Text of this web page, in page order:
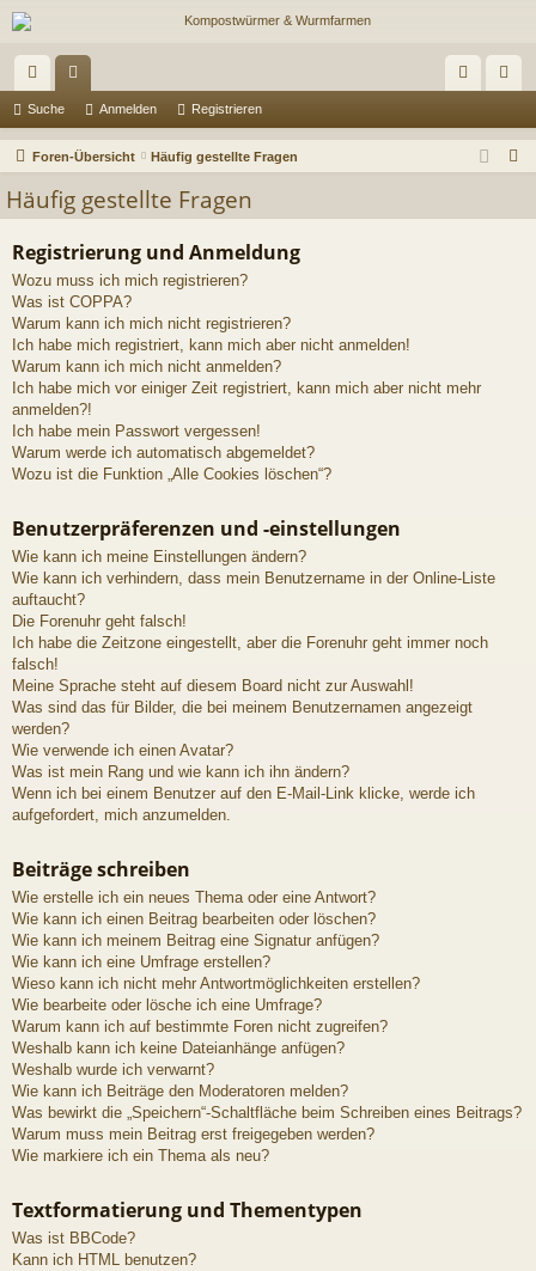
ch
ne
ug
riff
en m
de
ist
re
Suche Anmelden Registrieren
Foren-Übersicht Häufig gestellte Fragen
Häufig gestellte Fragen
Registrierung und Anmeldung
Wozu muss ich mich registrieren?
Was ist COPPA?
Warum kann ich mich nicht registrieren?
Ich habe mich registriert, kann mich aber nicht anmelden!
Warum kann ich mich nicht anmelden?
Ich habe mich vor einiger Zeit registriert, kann mich aber nicht mehr
anmelden?!
Ich habe mein Passwort vergessen!
Warum werde ich automatisch abgemeldet?
Wozu ist die Funktion „Alle Cookies löschen“?
Benutzerpräferenzen und -einstellungen
Wie kann ich meine Einstellungen ändern?
Wie kann ich verhindern, dass mein Benutzername in der Online-Liste
auftaucht?
Die Forenuhr geht falsch!
Ich habe die Zeitzone eingestellt, aber die Forenuhr geht immer noch
falsch!
Meine Sprache steht auf diesem Board nicht zur Auswahl!
Was sind das für Bilder, die bei meinem Benutzernamen angezeigt
werden?
Wie verwende ich einen Avatar?
Was ist mein Rang und wie kann ich ihn ändern?
Wenn ich bei einem Benutzer auf den E-Mail-Link klicke, werde ich
aufgefordert, mich anzumelden.
Beiträge schreiben
Wie erstelle ich ein neues Thema oder eine Antwort?
Wie kann ich einen Beitrag bearbeiten oder löschen?
Wie kann ich meinem Beitrag eine Signatur anfügen?
Wie kann ich eine Umfrage erstellen?
Wieso kann ich nicht mehr Antwortmöglichkeiten erstellen?
Wie bearbeite oder lösche ich eine Umfrage?
Warum kann ich auf bestimmte Foren nicht zugreifen?
Weshalb kann ich keine Dateianhänge anfügen?
Weshalb wurde ich verwarnt?
Wie kann ich Beiträge den Moderatoren melden?
Was bewirkt die „Speichern“-Schaltfläche beim Schreiben eines Beitrags?
Warum muss mein Beitrag erst freigegeben werden?
Wie markiere ich ein Thema als neu?
Textformatierung und Thementypen
Was ist BBCode?
Kann ich HTML benutzen?